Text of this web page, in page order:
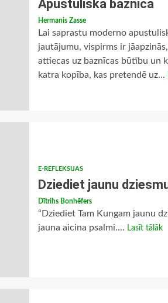
Apustuliska baznīca
Hermanis Zasse
Lai saprastu moderno
jautājumu, vispirms ir
attiecas uz baznīcas būtību un
katra kopība, kas pretendē uz...
E-REFLEKSIJAS
Dziediet jaunu
Dītrihs Bonhēfers
“Dziediet Tam Kungam jaunu
jauna aicina psalmi.... Lasīt tālāk